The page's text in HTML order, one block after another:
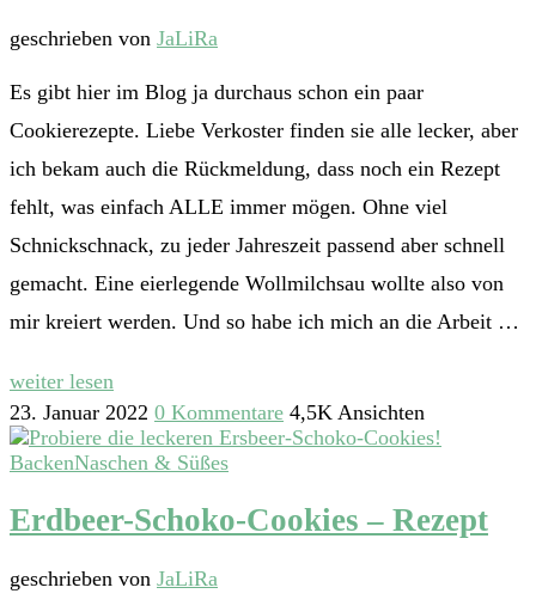
geschrieben von JaLiRa
Es gibt hier im Blog ja durchaus schon ein paar
Cookierezepte. Liebe Verkoster finden sie alle lecker, aber
ich bekam auch die Rückmeldung, dass noch ein Rezept
fehlt, was einfach ALLE immer mögen. Ohne viel
Schnickschnack, zu jeder Jahreszeit passend aber schnell
gemacht. Eine eierlegende Wollmilchsau wollte also von
mir kreiert werden. Und so habe ich mich an die Arbeit …
weiter lesen
23. Januar 2022 0 Kommentare 4,5K Ansichten
BackenNaschen & Süßes
Erdbeer-Schoko-Cookies – Rezept
geschrieben von JaLiRa